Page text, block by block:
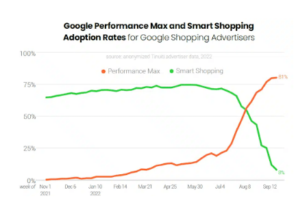
Расширенный пакет поддержки SLA
Телефонная аналитика для бизнеса
Viber-рассылки